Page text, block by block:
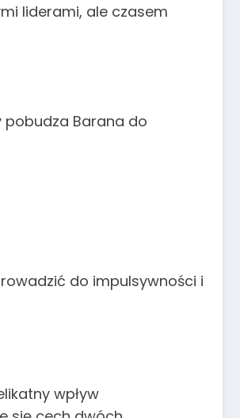
liderami, ale czasem
pobudza Barana do
do impulsywności i
wpływ